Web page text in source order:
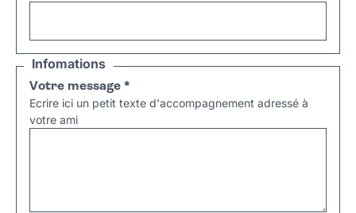
Infomations
Votre message *
Ecrire ici un petit texte d'accompagnement adressé à
votre ami